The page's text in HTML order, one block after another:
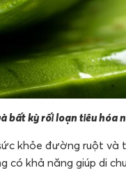
bất kỳ rối loạn tiêu hóa
khỏe đường ruột và
có khả năng giúp di